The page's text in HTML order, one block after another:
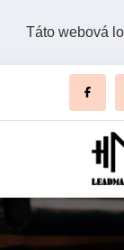
Táto webová